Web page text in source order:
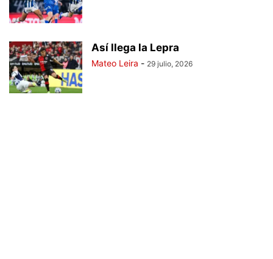
Así llega la Lepra
Mateo Leira - 29 julio, 2026